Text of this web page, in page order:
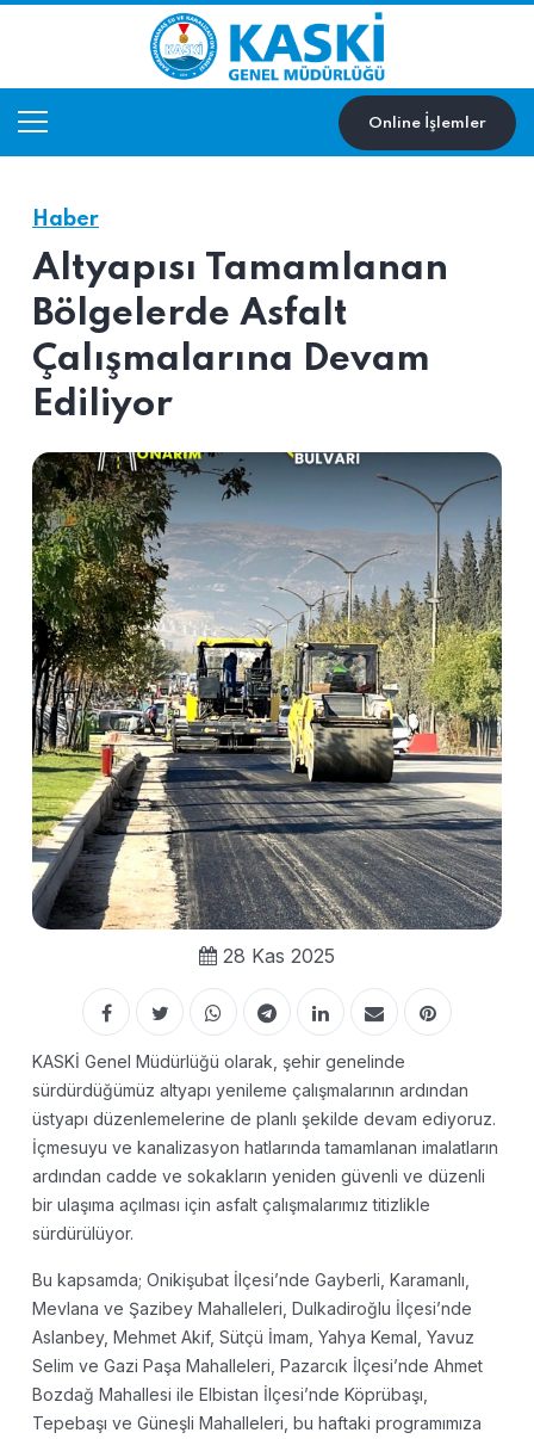
Online İşlemler
Haber
Altyapısı Tamamlanan
Bölgelerde Asfalt
Çalışmalarına Devam
Ediliyor
28 Kas 2025
KASKİ Genel Müdürlüğü olarak, şehir genelinde
sürdürdüğümüz altyapı yenileme çalışmalarının ardından
üstyapı düzenlemelerine de planlı şekilde devam ediyoruz.
İçmesuyu ve kanalizasyon hatlarında tamamlanan imalatların
ardından cadde ve sokakların yeniden güvenli ve düzenli
bir ulaşıma açılması için asfalt çalışmalarımız titizlikle
sürdürülüyor.
Bu kapsamda; Onikişubat İlçesi’nde Gayberli, Karamanlı,
Mevlana ve Şazibey Mahalleleri, Dulkadiroğlu İlçesi’nde
Aslanbey, Mehmet Akif, Sütçü İmam, Yahya Kemal, Yavuz
Selim ve Gazi Paşa Mahalleleri, Pazarcık İlçesi’nde Ahmet
Bozdağ Mahallesi ile Elbistan İlçesi’nde Köprübaşı,
Tepebaşı ve Güneşli Mahalleleri, bu haftaki programımıza